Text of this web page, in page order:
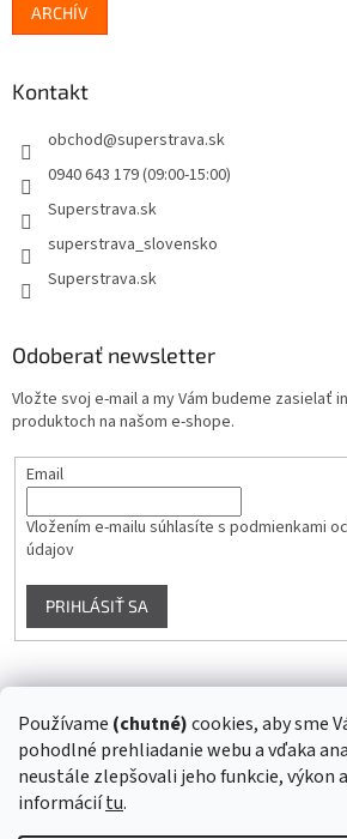
Používame (chutné)cookies, aby sme
pohodlné prehliadanie webu a vďaka
neustále zlepšovali jeho funkcie, výkon
informáciítu.
ARCHÍV
Kontakt
obchod@superstrava.sk
0940 643 179 (09:00-15:00)
Superstrava.sk
superstrava_slovensko
Superstrava.sk
Odoberať newsletter
Vložte svoj e-mail a my Vám budeme zasielať
produktoch na našom e-shope.
Email
Vložením e-mailu súhlasíte s podmienkami
údajov
PRIHLÁSIŤ SA
Sledovať na Instagrame